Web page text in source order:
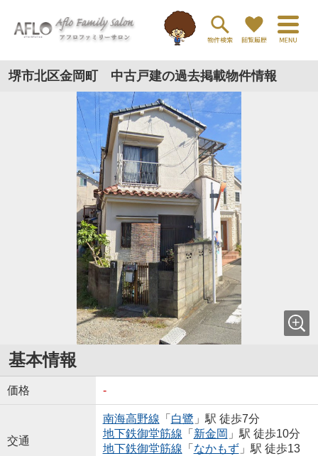
堺市北区金岡町 中古戸建の過去掲載物件情報
基本情報
価格 -
交通
南海高野線 「 白鷺 」駅 徒歩7分
地下鉄御堂筋線 「 新金岡 」駅 徒歩10分
地下鉄御堂筋線 「 なかもず」駅 徒歩13